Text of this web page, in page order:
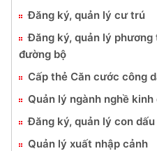
Đăng ký, quản lý cư trú
Đăng ký, quản lý
đường bộ
Cấp thẻ Căn cước công
Quản lý ngành nghề
Đăng ký, quản lý con dấu
Quản lý xuất nhập cảnh